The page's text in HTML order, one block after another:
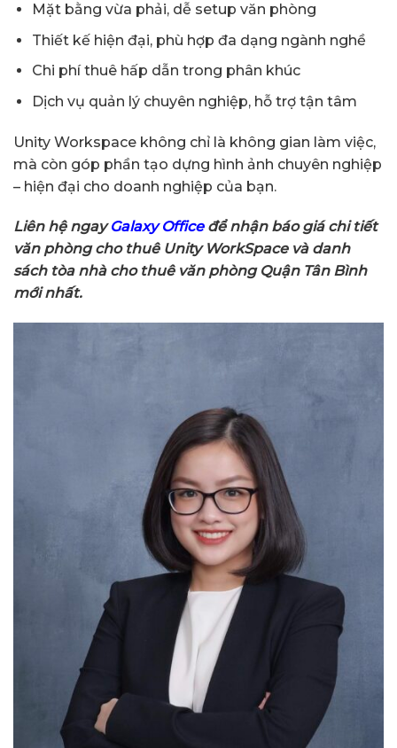
Mặt bằng vừa phải, dễ setup văn phòng
Thiết kế hiện đại, phù hợp đa dạng ngành nghề
Chi phí thuê hấp dẫn trong phân khúc
Dịch vụ quản lý chuyên nghiệp, hỗ trợ tận tâm
Unity Workspace không chỉ là không gian làm việc,
mà còn góp phần tạo dựng hình ảnh chuyên nghiệp
– hiện đại cho doanh nghiệp của bạn.
Liên hệ ngayGalaxy Officeđể nhận báo giá chi tiết
văn phòng cho thuê Unity WorkSpace và danh
sách tòa nhà cho thuê văn phòng Quận Tân Bình
mới nhất.